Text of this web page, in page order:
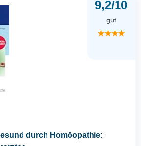
9,2/10
gut
★★★★
durch Homöopathie: